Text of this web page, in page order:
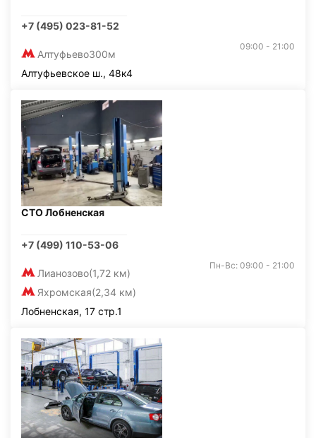
+7 (495) 023-81-52
Алтуфьево300м
09:00 - 21:00
Алтуфьевское ш., 48к4
СТО Лобненская
+7 (499) 110-53-06
Лианозово(1,72 км)
Яхромская(2,34 км)
Пн-Вс: 09:00 - 21:00
Лобненская, 17 стр.1